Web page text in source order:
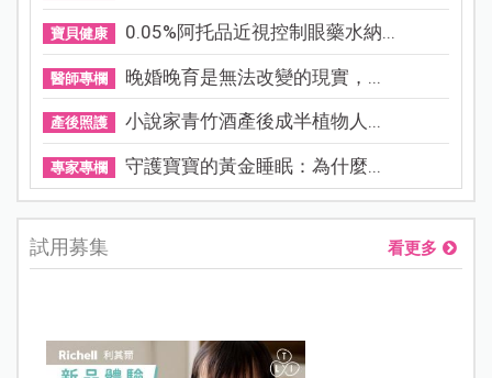
寶貝健康 0.05%阿托品近視控制眼藥水納...
醫師專欄 晚婚晚育是無法改變的現實，...
產後照護 小說家青竹酒產後成半植物人...
專家專欄 守護寶寶的黃金睡眠：為什麼...
試用募集 看更多